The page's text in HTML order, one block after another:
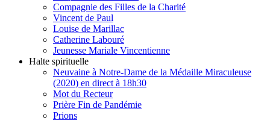
Compagnie des Filles de la Charité
Vincent de Paul
Louise de Marillac
Catherine Labouré
Jeunesse Mariale Vincentienne
Halte spirituelle
Neuvaine à Notre-Dame de la Médaille Miraculeuse
(2020) en direct à 18h30
Mot du Recteur
Prière Fin de Pandémie
Prions